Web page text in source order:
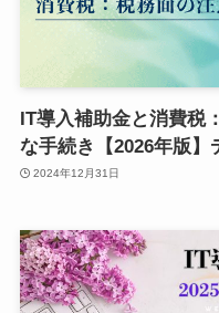
IT導入補助金と消費税
な手続き【2026年版】
2024年12月31日